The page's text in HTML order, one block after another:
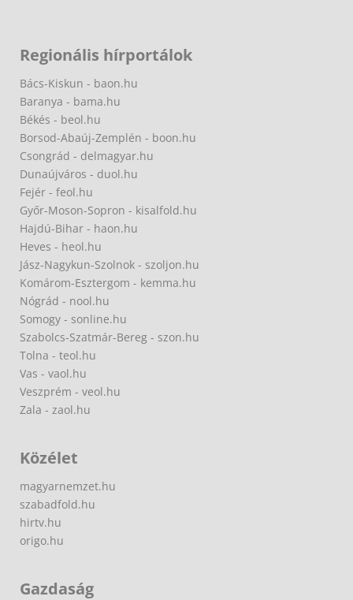
Regionális hírportálok
Bács-Kiskun - baon.hu
Baranya - bama.hu
Békés - beol.hu
Borsod-Abaúj-Zemplén - boon.hu
Csongrád - delmagyar.hu
Dunaújváros - duol.hu
Fejér - feol.hu
Győr-Moson-Sopron - kisalfold.hu
Hajdú-Bihar - haon.hu
Heves - heol.hu
Jász-Nagykun-Szolnok - szoljon.hu
Komárom-Esztergom - kemma.hu
Nógrád - nool.hu
Somogy - sonline.hu
Szabolcs-Szatmár-Bereg - szon.hu
Tolna - teol.hu
Vas - vaol.hu
Veszprém - veol.hu
Zala - zaol.hu
Közélet
magyarnemzet.hu
szabadfold.hu
hirtv.hu
origo.hu
Gazdaság